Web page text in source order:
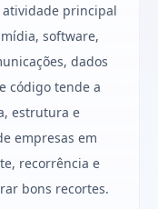
principal
software,
dados
código tende a
estrutura e
empresas em
recorrência e
bons recortes.